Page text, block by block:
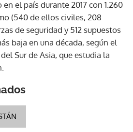
el país durante 2017 con 1.260
(540 de ellos civiles, 208
de seguridad y 512 supuestos
baja en una década, según el
Sur de Asia, que estudia la